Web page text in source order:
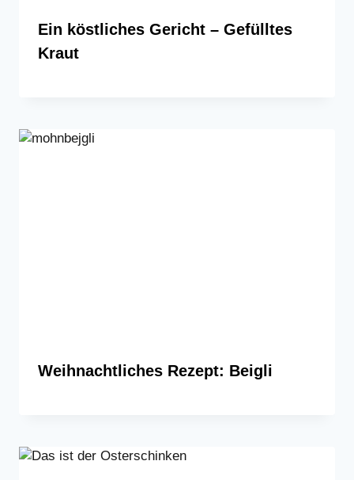
Ein köstliches Gericht – Gefülltes
Kraut
Weihnachtliches Rezept: Beigli